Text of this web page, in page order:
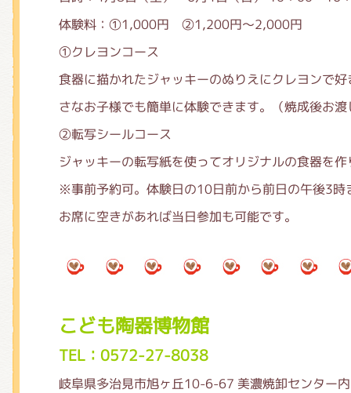
体験料：①1,000円 ②1,200円～2,000円
①クレヨンコース
食器に描かれたジャッキーのぬりえにクレヨンで
さなお子様でも簡単に体験できます。（焼成後お渡
②転写シールコース
ジャッキーの転写紙を使ってオリジナルの食器を
※事前予約可。体験日の10日前から前日の午後3
お席に空きがあれば当日参加も可能です。
こども陶器博物館
TEL：0572-27-8038
岐阜県多治見市旭ヶ丘10-6-67 美濃焼卸センター内